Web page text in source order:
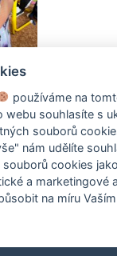
KONTAKT
používáme na
webu souhlasíte s
souborů
nám udělíte
souborů cookies
a marketingové
na míru